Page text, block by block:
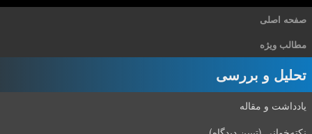
صفحه اصلی
مطالب ویژه
تحلیل و بررسی
یادداشت و مقاله